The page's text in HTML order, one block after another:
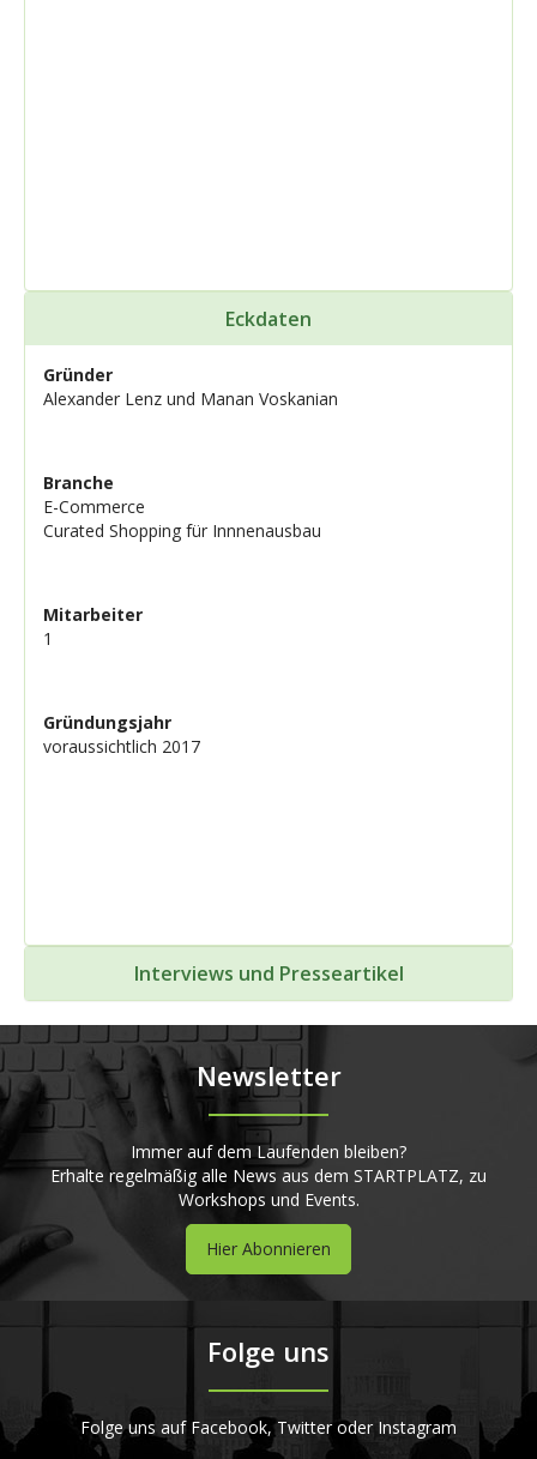
Eckdaten
Gründer
Alexander Lenz und Manan Voskanian
Branche
E-Commerce
Curated Shopping für Innnenausbau
Mitarbeiter
1
Gründungsjahr
voraussichtlich 2017
Interviews und Presseartikel
Newsletter
Immer auf dem Laufenden bleiben?
Erhalte regelmäßig alle News aus dem STARTPLATZ, zu
Workshops und Events.
Hier Abonnieren
Folge uns
Folge uns auf Facebook, Twitter oder Instagram